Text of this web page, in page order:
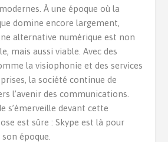
À une époque où la
domine encore largement,
alternative numérique est non
mais aussi viable. Avec des
la visiophonie et des services
la société continue de
l’avenir des communications.
s’émerveille devant cette
est sûre : Skype est là pour
époque.